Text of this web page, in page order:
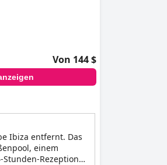
Von 144 $
Ibiza entfernt. Das
einem
Rezeption